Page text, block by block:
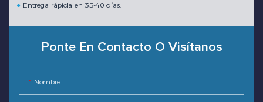
● Entrega rápida en 35-40 días.
Ponte En Contacto O Visítanos
Nombre